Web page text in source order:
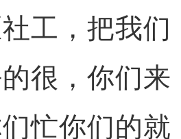
工，把我们
很，你们来
忙你们的就